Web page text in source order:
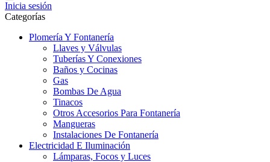
Inicia sesión
Categorías
Plomería Y Fontanería
Llaves y Válvulas
Tuberías Y Conexiones
Baños y Cocinas
Gas
Bombas De Agua
Tinacos
Otros Accesorios Para Fontanería
Mangueras
Instalaciones De Fontanería
Electricidad E Iluminación
Lámparas, Focos y Luces